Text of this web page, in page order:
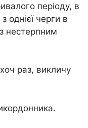
періоду, в
однієї черги в
нестерпним
раз, викличу